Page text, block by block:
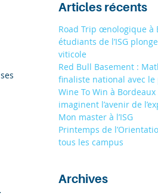
Articles récents
Road Trip œnologique à
étudiants de l’ISG
viticole
Red Bull Basement :
finaliste national avec le
Wine To Win à
imaginent l’avenir de
Mon master à l’ISG
Printemps de
tous les campus
Archives